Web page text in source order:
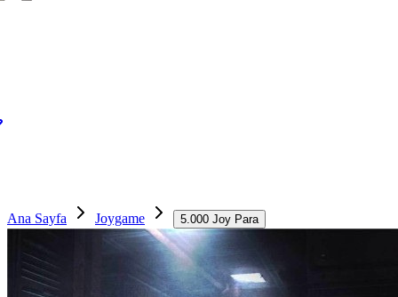
Ana Sayfa Joygame 5.000 Joy Para